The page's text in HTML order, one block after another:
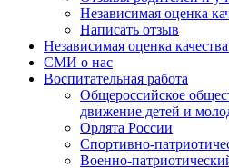
Независимая оценка
Написать отзыв
Независимая оценка
СМИ о нас
Воспитательная работа
Общероссийское
движение детей и
Орлята России
Спортивно-
Военно-